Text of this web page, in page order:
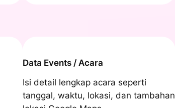
Data Events / Acara
Isi detail lengkap acara seperti
tanggal, waktu, lokasi, dan tambahan